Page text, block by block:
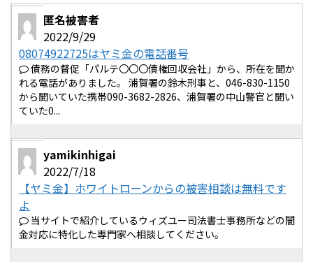
匿名被害者
2022/9/29
08074922725はヤミ金の電話番号
債務の督促「パルテ〇〇〇債権回収会社」から、所在を聞か
れる電話がありました。 浦賀署の鈴木刑事と、046-830-1150
から聞いていた携帯090-3682-2826、浦賀署の中山警官と聞い
ていた0...
yamikinhigai
2022/7/18
【ヤミ金】ホワイトローンからの被害相談は無料です
よ
当サイトで紹介しているウィズユー司法書士事務所などの闇
金対応に特化した専門家へ相談してください。